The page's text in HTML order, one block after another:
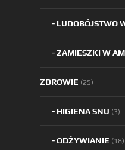
LUDOBÓJSTWO
ZAMIESZKI W
ZDROWIE (25)
HIGIENA SNU (3)
ODŻYWIANIE (18)